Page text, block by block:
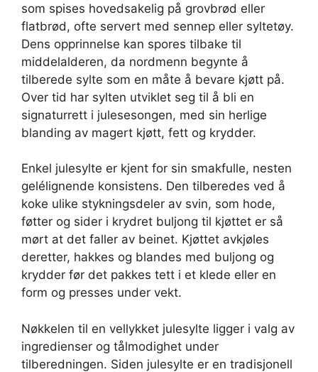
som spises hovedsakelig på grovbrød eller
flatbrød, ofte servert med sennep eller syltetøy.
Dens opprinnelse kan spores tilbake til
middelalderen, da nordmenn begynte å
tilberede sylte som en måte å bevare kjøtt på.
Over tid har sylten utviklet seg til å bli en
signaturrett i julesesongen, med sin herlige
blanding av magert kjøtt, fett og krydder.
Enkel julesylte er kjent for sin smakfulle, nesten
gelélignende konsistens. Den tilberedes ved å
koke ulike stykningsdeler av svin, som hode,
føtter og sider i krydret buljong til kjøttet er så
mørt at det faller av beinet. Kjøttet avkjøles
deretter, hakkes og blandes med buljong og
krydder før det pakkes tett i et klede eller en
form og presses under vekt.
Nøkkelen til en vellykket julesylte ligger i valg av
ingredienser og tålmodighet under
tilberedningen. Siden julesylte er en tradisjonell